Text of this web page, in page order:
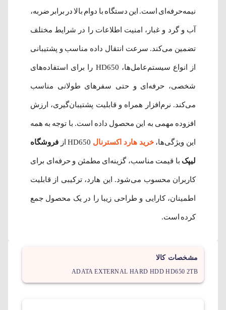
نیمه‌حرفه‌ای است. این دستگاه با دوام بالا در برابر ضربه،
آب و گرد و غبار، امنیت اطلاعات را در شرایط مختلف
تضمین می‌کند. سرعت انتقال داده مناسب و پشتیبانی
از انواع سیستم‌عامل‌ها، HD650 را برای استفاده‌های
شخصی، حرفه‌ای و حتی سفرهای طولانی مناسب
می‌کند. نرم‌افزار همراه و قابلیت پشتیبان‌گیری، ارزش
افزوده مهمی به این محصول داده است. با توجه به همه
این ویژگی‌ها،خرید هارد اکسترنال فروشگاه
لیپک با قیمت مناسب، گزینه‌ای مطمئن و حرفه‌ای برای
کاربران محسوب می‌شود. این هارد، ترکیبی از قابلیت
اطمینان، کارایی و طراحی زیبا را در یک محصول جمع
کرده است.
مشخصات کالا
ADATA EXTERNAL HARD HDD HD650 2TB